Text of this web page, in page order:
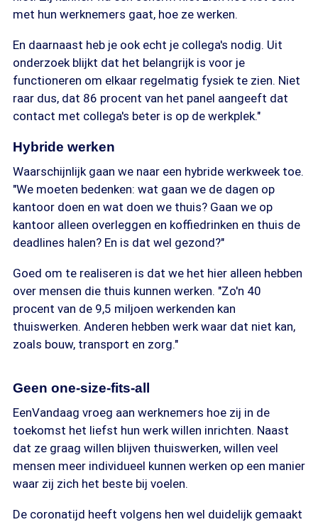
met hun werknemers gaat, hoe ze werken.
En daarnaast heb je ook echt je collega's nodig. Uit
onderzoek blijkt dat het belangrijk is voor je
functioneren om elkaar regelmatig fysiek te zien. Niet
raar dus, dat 86 procent van het panel aangeeft dat
contact met collega's beter is op de werkplek."
Hybride werken
Waarschijnlijk gaan we naar een hybride werkweek toe.
"We moeten bedenken: wat gaan we de dagen op
kantoor doen en wat doen we thuis? Gaan we op
kantoor alleen overleggen en koffiedrinken en thuis de
deadlines halen? En is dat wel gezond?"
Goed om te realiseren is dat we het hier alleen hebben
over mensen die thuis kunnen werken. "Zo'n 40
procent van de 9,5 miljoen werkenden kan
thuiswerken. Anderen hebben werk waar dat niet kan,
zoals bouw, transport en zorg."
Geen one-size-fits-all
EenVandaag vroeg aan werknemers hoe zij in de
toekomst het liefst hun werk willen inrichten. Naast
dat ze graag willen blijven thuiswerken, willen veel
mensen meer individueel kunnen werken op een manier
waar zij zich het beste bij voelen.
De coronatijd heeft volgens hen wel duidelijk gemaakt